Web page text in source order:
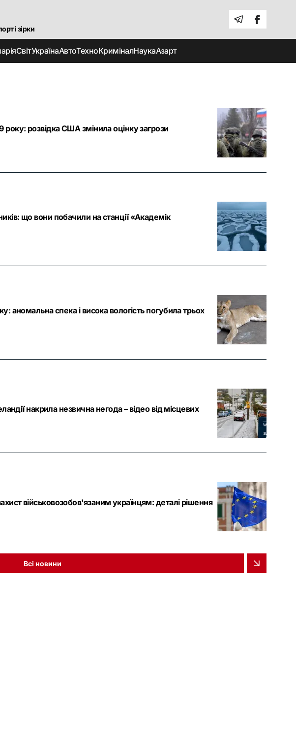
і зірки
СвітУкраїнаАвтоТехноКриміналНаукаАзарт
розвідка США змінила оцінку загрози
що вони побачили на станції «Академік
аномальна спека і висока вологість погубила трьох
накрила незвична негода – відео від місцевих
військовозобов'язаним українцям: деталі рішення
Всі новини